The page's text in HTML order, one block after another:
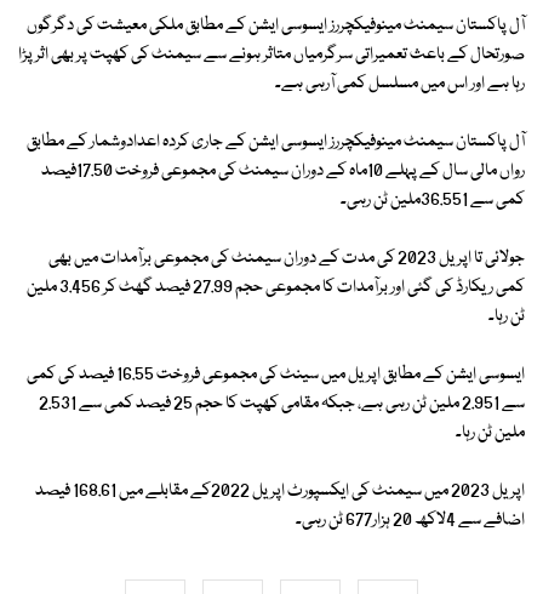
آل پاکستان سیمنٹ مینوفیکچررز ایسوسی ایشن کے مطابق ملکی معیشت کی دگرگوں
صورتحال کے باعث تعمیراتی سرگرمیاں متاثر ہونے سے سیمنٹ کی کھپت پر بھی اثر پڑا
رہا ہے اور اس میں مسلسل کمی آرہی ہے۔
آل پاکستان سیمنٹ مینوفیکچررز ایسوسی ایشن کے جاری کردہ اعدادوشمار کے مطابق
رواں مالی سال کے پہلے 10ماہ کے دوران سیمنٹ کی مجموعی فروخت 17.50فیصد
کمی سے 36.551ملین ٹن رہی۔
جولائی تا اپریل 2023 کی مدت کے دوران سیمنٹ کی مجموعی برآمدات میں بھی
کمی ریکارڈ کی گئی اور برآمدات کا مجموعی حجم 27.99 فیصد گھٹ کر 3.456 ملین
ٹن رہا۔
ایسوسی ایشن کے مطابق اپریل میں سینٹ کی مجموعی فروخت 16.55 فیصد کی کمی
سے 2.951 ملین ٹن رہی ہے، جبکہ مقامی کھپت کا حجم 25 فیصد کمی سے 2.531
ملین ٹن رہا۔
اپریل 2023 میں سیمنٹ کی ایکسپورٹ اپریل 2022کے مقابلے میں 168.61 فیصد
اضافے سے 4لاکھ 20 ہزار677 ٹن رہی۔